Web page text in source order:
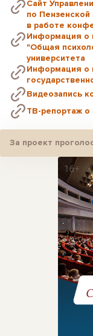
Сайт
по Пензенской
в работе
Информация о
"Общая
университета
Информация о
Видеозапись
ТВ-репортаж о
За проект